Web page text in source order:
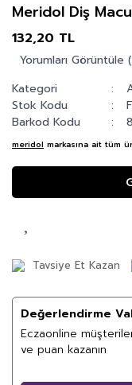
Meridol Diş
132,20 TL
Yorumları Görüntüle
Kategori
Stok Kodu
Barkod Kodu
meridol markasına ait tüm
Tavsiye Et Kazan
Değerlendirme
Eczaonline
ve puan kazanın